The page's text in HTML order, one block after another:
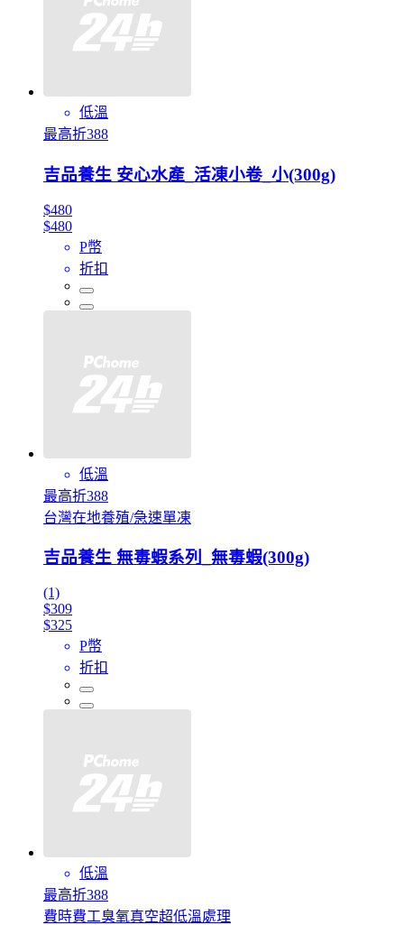
低溫
最高折388
吉品養生 安心水產_活凍小卷_小(300g)
$480
$480
P幣
折扣
低溫
最高折388
台灣在地養殖/急速單凍
吉品養生 無毒蝦系列_無毒蝦(300g)
(1)
$309
$325
P幣
折扣
低溫
最高折388
費時費工臭氧真空超低溫處理